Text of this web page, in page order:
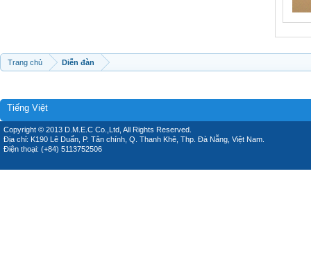
Trang chủ Diễn đàn
Tiếng Việt
Copyright © 2013 D.M.E.C Co.,Ltd, All Rights Reserved.
Địa chỉ: K190 Lê Duẩn, P. Tân chính, Q. Thanh Khê, Thp. Đà Nẵng, Việt Nam.
Điện thoại: (+84) 5113752506